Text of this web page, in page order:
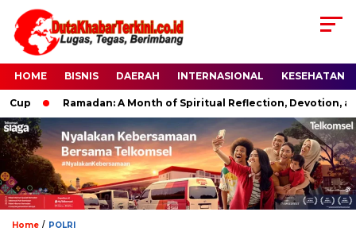
HOME BISNIS DAERAH INTERNASIONAL KESEHATAN
Ramadan: A Month of Spiritual Reflection, Devotion, and
Home / POLRI